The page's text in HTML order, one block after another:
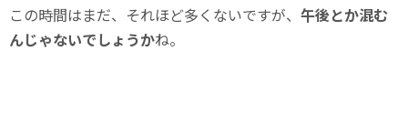
この時間はまだ、それほど多くないですが、 午後とか混む
んじゃないでしょうかね。